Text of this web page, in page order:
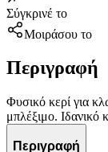
Σύγκρινέ το
Μοιράσου το
Περιγραφή
Φυσικό κερί για
μπλέξιμο. Ιδανικό
Περιγραφή